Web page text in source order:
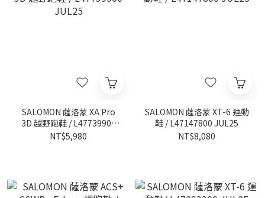
SALOMON 薩洛蒙 XA Pro
3D 越野跑鞋 / L47739900
JUL25
NT$5,980
SALOMON 薩洛蒙 XT-6 運動
鞋 / L47147800 JUL25
NT$8,080